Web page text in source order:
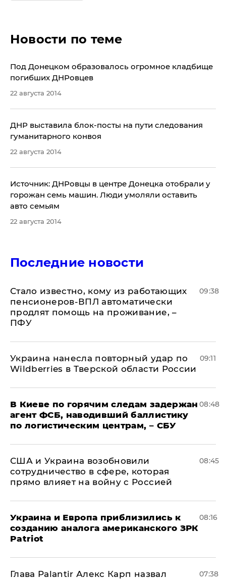
Новости по теме
Под Донецком образовалось огромное кладбище
погибших ДНРовцев
22 августа 2014
ДНР выставила блок-посты на пути следования
гуманитарного конвоя
22 августа 2014
Источник: ДНРовцы в центре Донецка отобрали у
горожан семь машин. Люди умоляли оставить
авто семьям
22 августа 2014
Последние новости
Стало известно, кому из работающих
пенсионеров-ВПЛ автоматически
продлят помощь на проживание, –
ПФУ
09:38
Украина нанесла повторный удар по
Wildberries в Тверской области России
09:11
В Киеве по горячим следам задержан
агент ФСБ, наводивший баллистику
по логистическим центрам, – СБУ
08:48
США и Украина возобновили
сотрудничество в сфере, которая
прямо влияет на войну с Россией
08:45
Украина и Европа приблизились к
созданию аналога американского ЗРК
Patriot
08:16
Глава Palantir Алекс Карп назвал
07:38